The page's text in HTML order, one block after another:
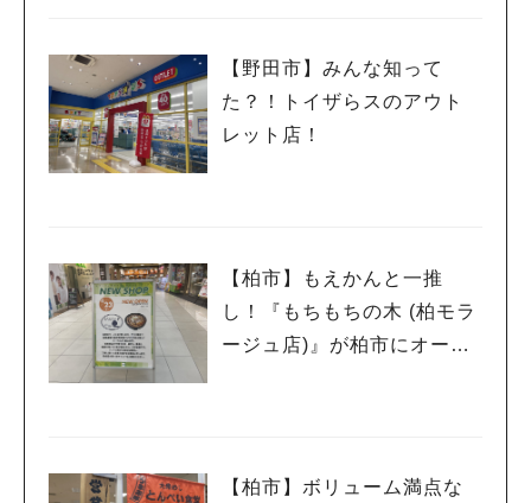
【野田市】みんな知って
た？！トイザらスのアウト
レット店！
【柏市】もえかんと一推
し！『もちもちの木 (柏モラ
ージュ店)』が柏市にオープ
【柏市】ボリューム満点な